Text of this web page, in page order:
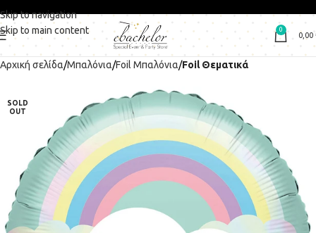
Skip to navigation
Skip to main content
0
0,00
Αρχική σελίδα Μπαλόνια Foil Μπαλόνια Foil Θεματικά
SOLD
OUT